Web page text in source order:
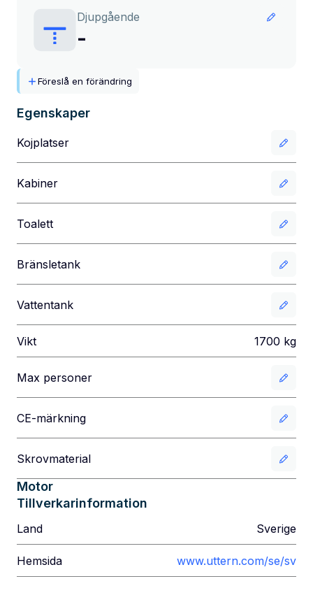
Djupgående
-
Föreslå en förändring
Egenskaper
Kojplatser
Kabiner
Toalett
Bränsletank
Vattentank
Vikt 1700 kg
Max personer
CE-märkning
Skrovmaterial
Motor
Tillverkarinformation
Land Sverige
Hemsida www.uttern.com/se/sv